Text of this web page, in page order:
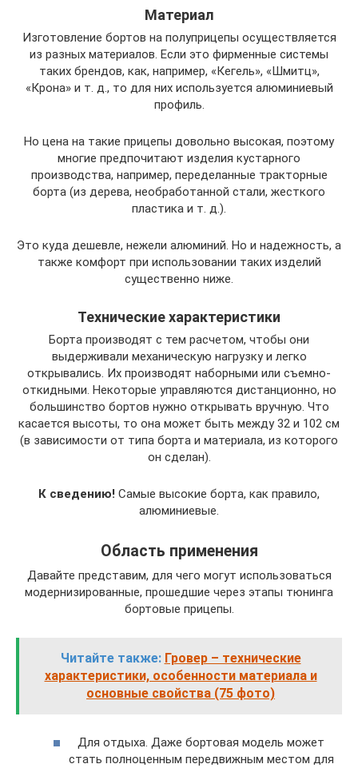
Материал
Изготовление бортов на полуприцепы осуществляется
из разных материалов. Если это фирменные системы
таких брендов, как, например, «Кегель», «Шмитц»,
«Крона» и т. д., то для них используется алюминиевый
профиль.
Но цена на такие прицепы довольно высокая, поэтому
многие предпочитают изделия кустарного
производства, например, переделанные тракторные
борта (из дерева, необработанной стали, жесткого
пластика и т. д.).
Это куда дешевле, нежели алюминий. Но и надежность, а
также комфорт при использовании таких изделий
существенно ниже.
Технические характеристики
Борта производят с тем расчетом, чтобы они
выдерживали механическую нагрузку и легко
открывались. Их производят наборными или съемно-
откидными. Некоторые управляются дистанционно, но
большинство бортов нужно открывать вручную. Что
касается высоты, то она может быть между 32 и 102 см
(в зависимости от типа борта и материала, из которого
он сделан).
К сведению! Самые высокие борта, как правило,
алюминиевые.
Область применения
Давайте представим, для чего могут использоваться
модернизированные, прошедшие через этапы тюнинга
бортовые прицепы.
Читайте также: Гровер – технические
характеристики, особенности материала и
основные свойства (75 фото)
Для отдыха. Даже бортовая модель может
стать полноценным передвижным местом для